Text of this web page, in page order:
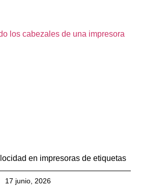
en impresoras de etiquetas
17 junio, 2026